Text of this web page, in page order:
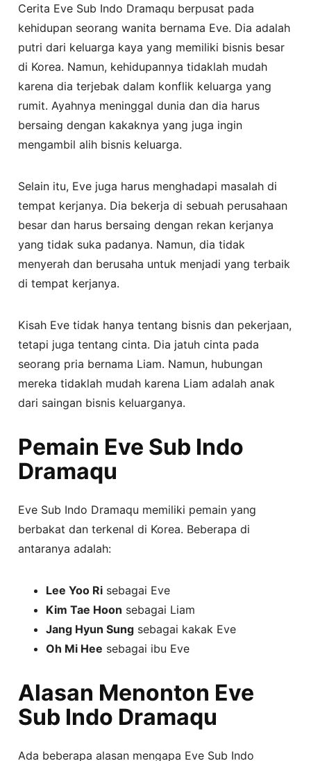
Cerita Eve Sub Indo Dramaqu berpusat pada
kehidupan seorang wanita bernama Eve. Dia adalah
putri dari keluarga kaya yang memiliki bisnis besar
di Korea. Namun, kehidupannya tidaklah mudah
karena dia terjebak dalam konflik keluarga yang
rumit. Ayahnya meninggal dunia dan dia harus
bersaing dengan kakaknya yang juga ingin
mengambil alih bisnis keluarga.
Selain itu, Eve juga harus menghadapi masalah di
tempat kerjanya. Dia bekerja di sebuah perusahaan
besar dan harus bersaing dengan rekan kerjanya
yang tidak suka padanya. Namun, dia tidak
menyerah dan berusaha untuk menjadi yang terbaik
di tempat kerjanya.
Kisah Eve tidak hanya tentang bisnis dan pekerjaan,
tetapi juga tentang cinta. Dia jatuh cinta pada
seorang pria bernama Liam. Namun, hubungan
mereka tidaklah mudah karena Liam adalah anak
dari saingan bisnis keluarganya.
Pemain Eve Sub Indo
Dramaqu
Eve Sub Indo Dramaqu memiliki pemain yang
berbakat dan terkenal di Korea. Beberapa di
antaranya adalah:
Lee Yoo Ri sebagai Eve
Kim Tae Hoon sebagai Liam
Jang Hyun Sung sebagai kakak Eve
Oh Mi Hee sebagai ibu Eve
Alasan Menonton Eve
Sub Indo Dramaqu
Ada beberapa alasan mengapa Eve Sub Indo